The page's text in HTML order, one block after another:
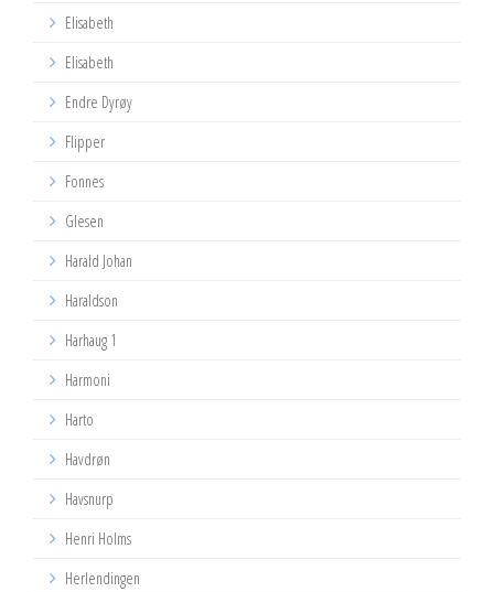
Elisabeth
Elisabeth
Endre Dyrøy
Flipper
Fonnes
Glesen
Harald Johan
Haraldson
Harhaug 1
Harmoni
Harto
Havdrøn
Havsnurp
Henri Holms
Herlendingen